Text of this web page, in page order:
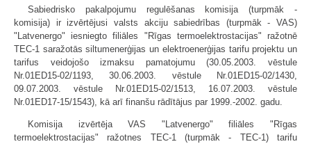
Sabiedrisko pakalpojumu regulēšanas komisija (turpmāk -
komisija) ir izvērtējusi valsts akciju sabiedrības (turpmāk - VAS)
"Latvenergo" iesniegto filiāles "Rīgas termoelektrostacijas" ražotnē
TEC-1 saražotās siltumenerģijas un elektroenerģijas tarifu projektu un
tarifus veidojošo izmaksu pamatojumu (30.05.2003. vēstule
Nr.01ED15-02/1193, 30.06.2003. vēstule Nr.01ED15-02/1430,
09.07.2003. vēstule Nr.01ED15-02/1513, 16.07.2003. vēstule
Nr.01ED17-15/1543), kā arī finanšu rādītājus par 1999.-2002. gadu.
Komisija izvērtēja VAS "Latvenergo" filiāles "Rīgas
termoelektrostacijas" ražotnes TEC-1 (turpmāk - TEC-1) tarifu